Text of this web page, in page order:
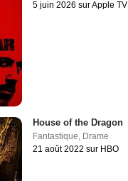
5 juin 2026 sur Apple TV
House of the Dragon
Fantastique, Drame
21 août 2022 sur HBO